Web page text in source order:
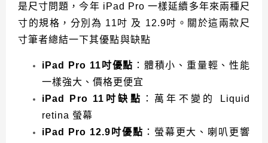
是尺寸問題，今年 iPad Pro 一樣延續多年來兩種尺
寸的規格，分別為 11吋 及 12.9吋。關於這兩款尺
寸筆者總結一下其優點與缺點
iPad Pro 11吋優點 ：體積小、重量輕、性能
一樣強大、價格更便宜
iPad Pro 11吋缺點 ：萬年不變的 Liquid
retina 螢幕
iPad Pro 12.9吋優點 ：螢幕更大、喇叭更響